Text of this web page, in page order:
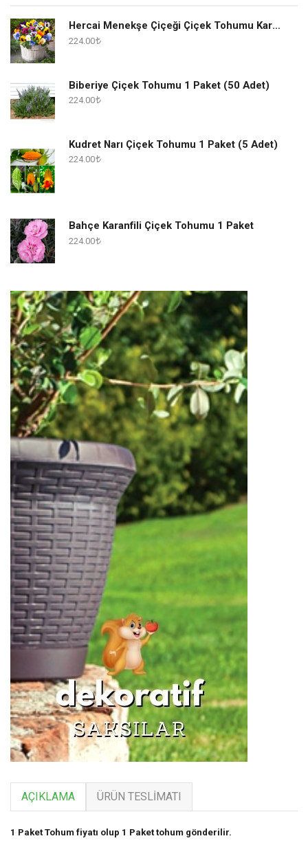
Hercai Menekşe Çiçeği Çiçek Tohumu Karışık 1 Paket
224.00
Biberiye Çiçek Tohumu 1 Paket (50 Adet)
224.00
Kudret Narı Çiçek Tohumu 1 Paket (5 Adet)
224.00
Bahçe Karanfili Çiçek Tohumu 1 Paket
224.00
AÇIKLAMA ÜRÜN TESLIMATI
1 Paket Tohum fiyatı olup 1 Paket tohum gönderilir.